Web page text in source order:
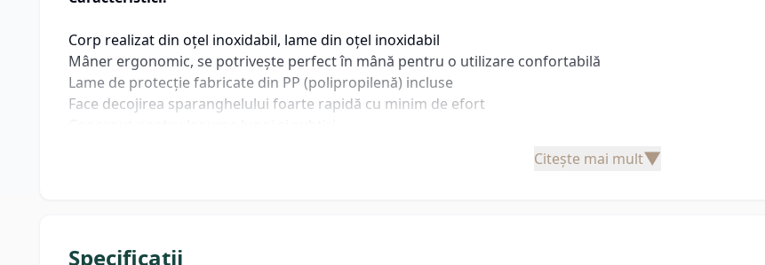
Corp realizat din oțel inoxidabil, lame din oțel inoxidabil
Mâner ergonomic, se potrivește perfect în mână pentru o utilizare confortabilă
Lame de protecție fabricate din PP (polipropilenă) incluse
Face decojirea sparanghelului foarte rapidă cu minim de efort
Greutate neta: 0.09 kg
Citește mai mult▼
Specificații